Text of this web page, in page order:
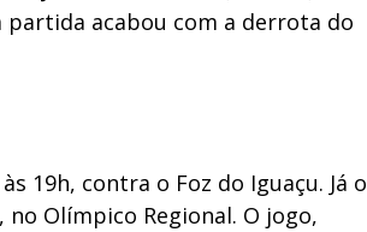
partida acabou com a derrota do
19h, contra o Foz do Iguaçu. Já o
Olímpico Regional. O jogo,